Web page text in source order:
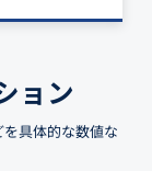
ョン
具体的な数値な